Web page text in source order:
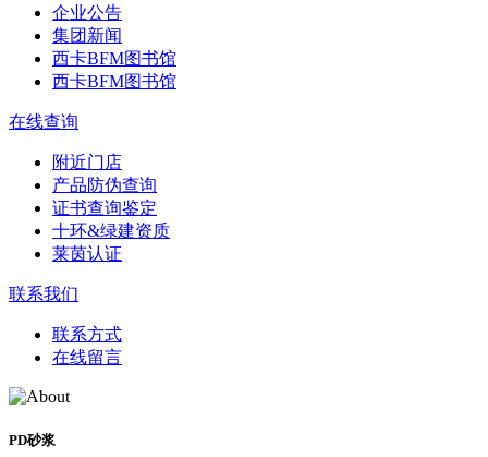
企业公告
集团新闻
西卡BFM图书馆
西卡BFM图书馆
在线查询
附近门店
产品防伪查询
证书查询鉴定
十环&绿建资质
莱茵认证
联系我们
联系方式
在线留言
PD砂浆